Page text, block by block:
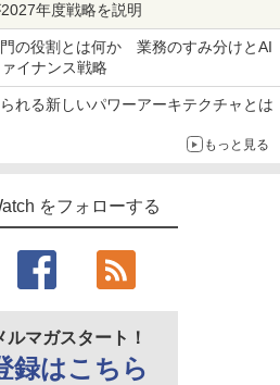
年度戦略を説明
の役割とは何か 業務のすみ分けとAI
イナンス戦略
れる新しいパワーアーキテクチャとは
もっと見る
をフォローする
ルマガスタート！
録はこちら